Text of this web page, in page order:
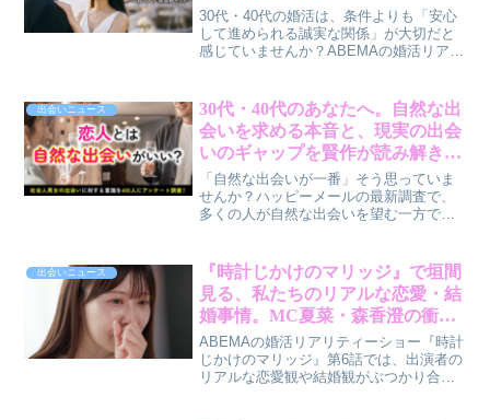
30代・40代の婚活は、条件よりも「安心
して進められる誠実な関係」が大切だと
感じていませんか？ABEMAの婚活リアリ
す。マッチングアプリ「ヨイトキ」が提
案する、AIと本人確認による安心安全な
出会いについて、賢作が男性目線で解説
します。
出会いニュース
30代・40代のあなたへ。自然な出
会いを求める本音と、現実の出会
いのギャップを賢作が読み解きま
す
「自然な出会いが一番」そう思っていま
せんか？ハッピーメールの最新調査で、
多くの人が自然な出会いを望む一方で、
明らかになりました。理想と現実のギャ
ップに悩む30代・40代のあなたへ、賢作
が調査結果を深掘りし、新しい出会いの
ヒントをご提案します。
出会いニュース
『時計じかけのマリッジ』で垣間
見る、私たちのリアルな恋愛・結
婚事情。MC夏菜・森香澄の衝撃
告白から学ぶ、失恋と向き合うヒ
ント
ABEMAの婚活リアリティーショー『時計
じかけのマリッジ』第6話では、出演者の
リアルな恋愛観や結婚観がぶつかり合い